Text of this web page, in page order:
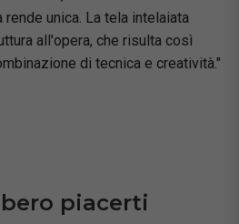
unica. La tela intelaiata
all'opera, che risulta così
di tecnica e creatività."
piacerti